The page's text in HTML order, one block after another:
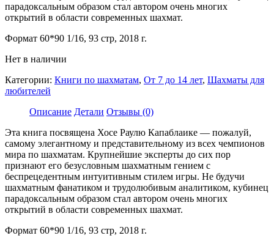
парадоксальным образом стал автором очень многих
открытий в области современных шахмат.
Формат 60*90 1/16, 93 стр, 2018 г.
Нет в наличии
Категории: Книги по шахматам, От 7 до 14 лет, Шахматы для
любителей
Описание Детали Отзывы (0)
Эта книга посвящена Хосе Раулю Капаблаике — пожалуй,
самому элегантному и представительному из всех чемпионов
мира по шахматам. Крупнейшие эксперты до сих пор
признают его безусловным шахматным гением с
беспрецедентным интуитивным стилем игры. Не будучи
шахматным фанатиком и трудолюбивым аналитиком, кубинец
парадоксальным образом стал автором очень многих
открытий в области современных шахмат.
Формат 60*90 1/16, 93 стр, 2018 г.